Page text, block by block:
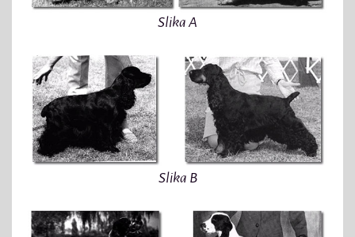
Slika A
Slika B